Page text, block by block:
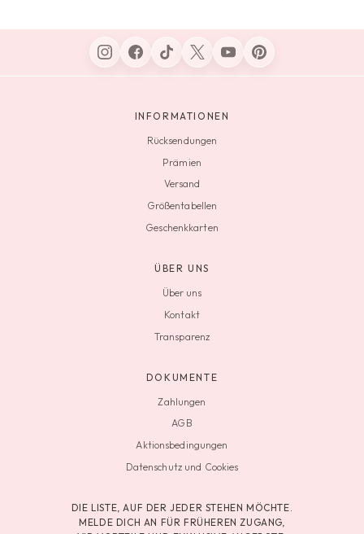
INFORMATIONEN
Rücksendungen
Prämien
Versand
Größentabellen
Geschenkkarten
ÜBER UNS
Über uns
Kontakt
Transparenz
DOKUMENTE
Zahlungen
AGB
Aktionsbedingungen
Datenschutz und Cookies
DIE LISTE, AUF DER JEDER STEHEN MÖCHTE.
MELDE DICH AN FÜR FRÜHEREN ZUGANG,